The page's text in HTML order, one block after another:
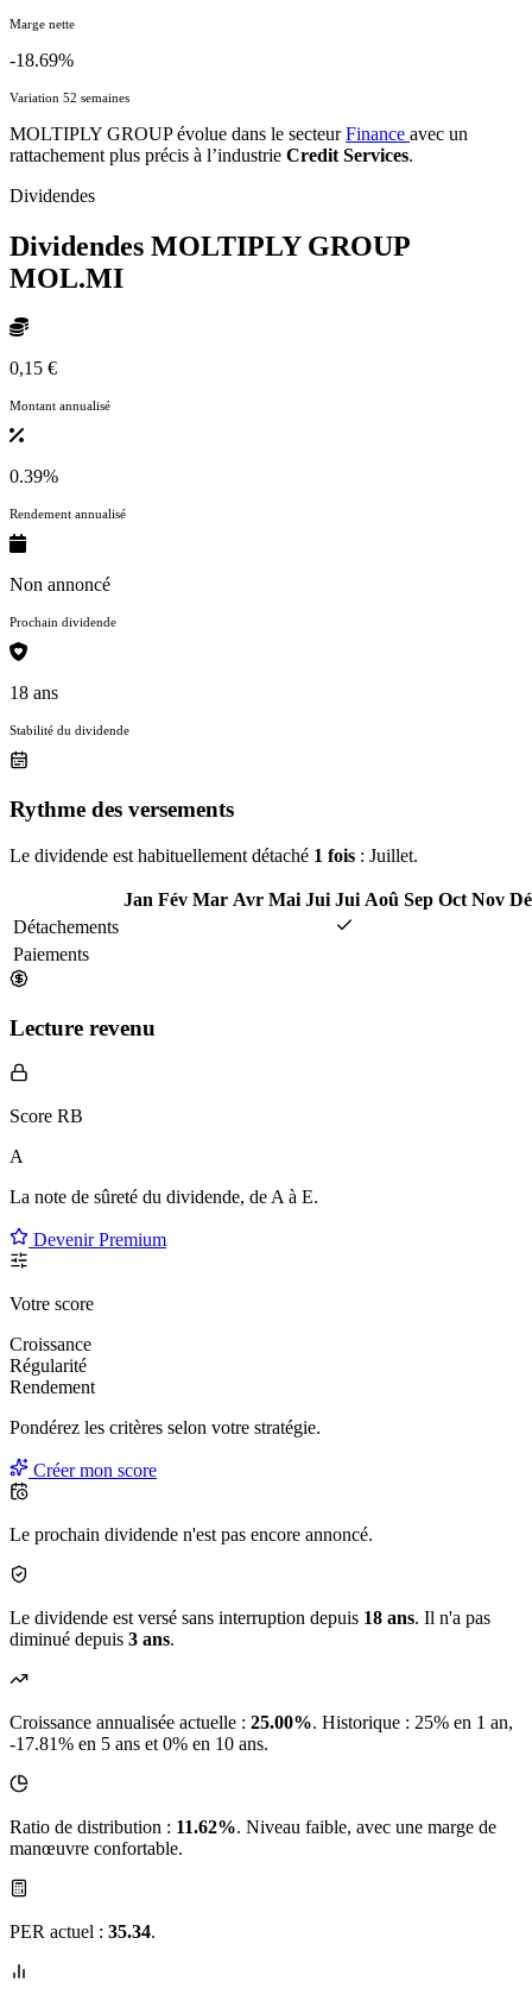
Marge nette
-18.69%
Variation 52 semaines
MOLTIPLY GROUP évolue dans le secteurFinance avec un
rattachement plus précis à l’industrie Credit Services.
Dividendes
Dividendes MOLTIPLY GROUP
MOL.MI
0,15 €
Montant annualisé
0.39%
Rendement annualisé
Non annoncé
Prochain dividende
18 ans
Stabilité du dividende
Rythme des versements
Le dividende est habituellement détaché 1 fois : Juillet.
Jan Fév Mar Avr Mai Jui Jui Aoû Sep Oct Nov
Détachements
Paiements
Lecture revenu
Score RB
A
La note de sûreté du dividende, de A à E.
Devenir Premium
Votre score
Croissance
Régularité
Rendement
Pondérez les critères selon votre stratégie.
Créer mon score
Le prochain dividende n'est pas encore annoncé.
Le dividende est versé sans interruption depuis 18 ans. Il n'a pas
diminué depuis 3 ans.
Croissance annualisée actuelle : 25.00%. Historique : 25% en 1 an,
-17.81% en 5 ans et 0% en 10 ans.
Ratio de distribution : 11.62%. Niveau faible, avec une marge de
manœuvre confortable.
PER actuel : 35.34.